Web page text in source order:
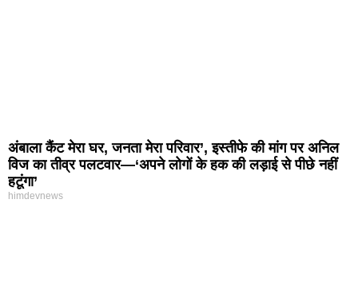
अंबाला कैंट मेरा घर, जनता मेरा परिवार’, इस्तीफे की मांग पर अनिल
विज का तीव्र पलटवार—‘अपने लोगों के हक की लड़ाई से पीछे नहीं
हटूंगा’
himdevnews